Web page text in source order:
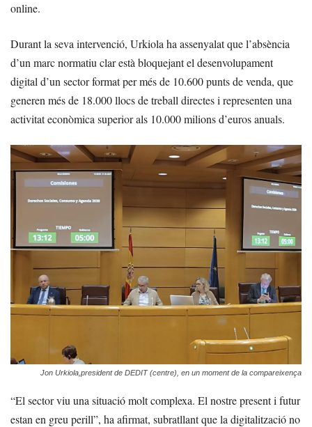
online.
Durant la seva intervenció, Urkiola ha assenyalat que l’absència
d’un marc normatiu clar està bloquejant el desenvolupament
digital d’un sector format per més de 10.600 punts de venda, que
generen més de 18.000 llocs de treball directes i representen una
activitat econòmica superior als 10.000 milions d’euros anuals.
Jon Urkiola,president de DEDIT (centre), en un moment de la compareixença
“El sector viu una situació molt complexa. El nostre present i futur
estan en greu perill”, ha afirmat, subratllant que la digitalització no